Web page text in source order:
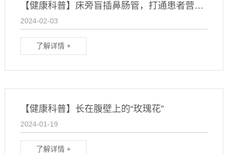
【健康科普】床旁盲插鼻肠管，打通患者营养线
2024-02-03
了解详情 +
【健康科普】长在腹壁上的“玫瑰花”
2024-01-19
了解详情 +